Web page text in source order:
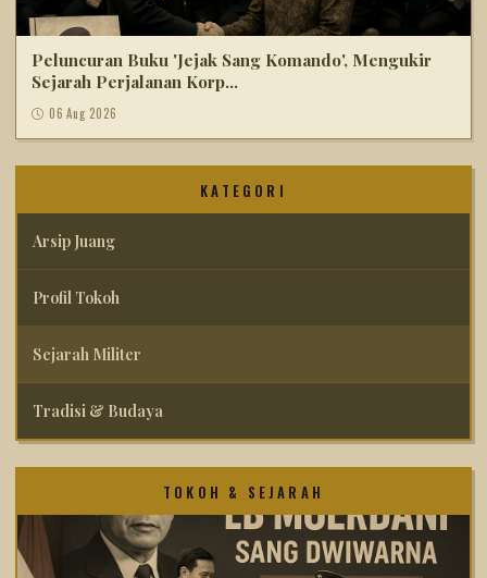
Peluncuran Buku 'Jejak Sang Komando', Mengukir
Sejarah Perjalanan Korp...
06 Aug 2026
KATEGORI
Arsip Juang
Profil Tokoh
Sejarah Militer
Tradisi & Budaya
TOKOH & SEJARAH